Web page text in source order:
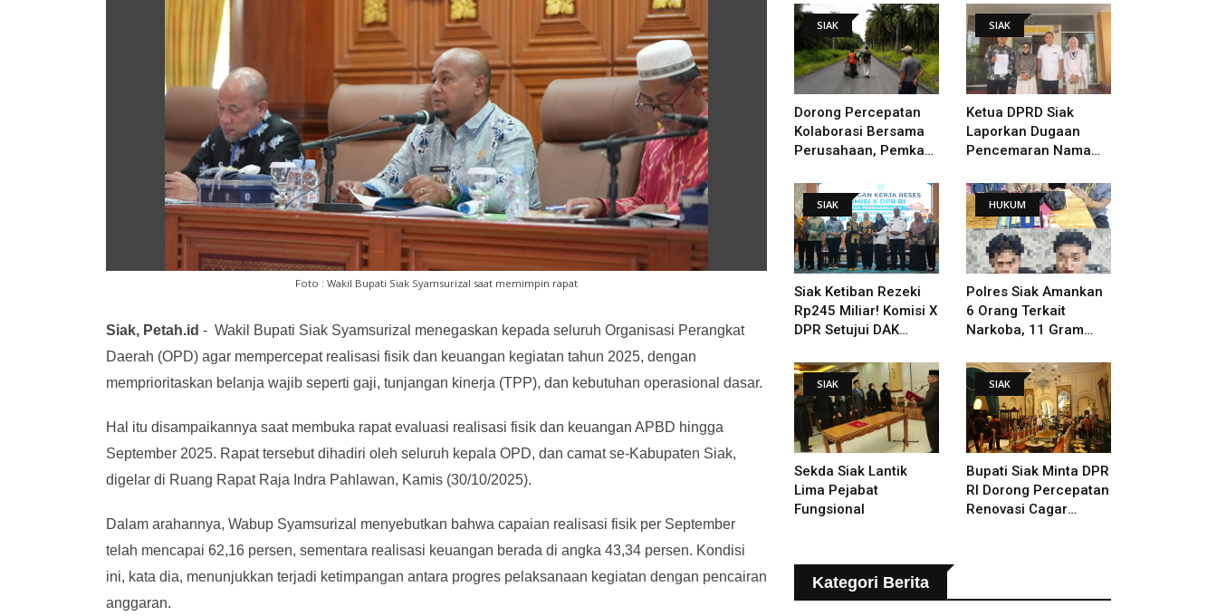
Foto : Wakil Bupati Siak Syamsurizal saat memimpin rapat
Siak, Petah.id - Wakil Bupati Siak Syamsurizal menegaskan kepada seluruh Organisasi Perangkat
Daerah (OPD) agar mempercepat realisasi fisik dan keuangan kegiatan tahun 2025, dengan
memprioritaskan belanja wajib seperti gaji, tunjangan kinerja (TPP), dan kebutuhan operasional dasar.
Hal itu disampaikannya saat membuka rapat evaluasi realisasi fisik dan keuangan APBD hingga
September 2025. Rapat tersebut dihadiri oleh seluruh kepala OPD, dan camat se-Kabupaten Siak,
digelar di Ruang Rapat Raja Indra Pahlawan, Kamis (30/10/2025).
Dalam arahannya, Wabup Syamsurizal menyebutkan bahwa capaian realisasi fisik per September
telah mencapai 62,16 persen, sementara realisasi keuangan berada di angka 43,34 persen. Kondisi
ini, kata dia, menunjukkan terjadi ketimpangan antara progres pelaksanaan kegiatan dengan pencairan
anggaran.
Dilakukan
SIAK
Dorong Percepatan
Kolaborasi Bersama
Perusahaan, Pemkab
KITB - Sungai Rawa
Yang Rusak
SIAK
Ketua DPRD Siak
Laporkan Dugaan
Pencemaran Nama
SIAK
Siak Ketiban Rezeki
Rp245 Miliar! Komisi X
DPR Setujui DAK
Pemugaran Istana
HUKUM
Polres Siak Amankan
6 Orang Terkait
Narkoba, 11 Gram
SIAK
Sekda Siak Lantik
Lima Pejabat
Fungsional
SIAK
Bupati Siak Minta DPR
RI Dorong Percepatan
Renovasi Cagar
Kategori Berita